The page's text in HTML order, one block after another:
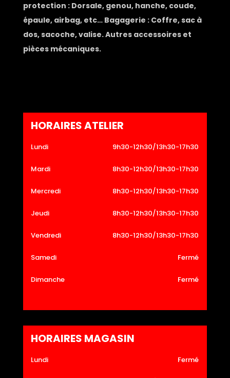
protection : Dorsale, genou, hanche, coude,
épaule, airbag, etc… Bagagerie : Coffre, sac à
dos, sacoche, valise. Autres accessoires et
pièces mécaniques.
HORAIRES ATELIER
Lundi 9h30-12h30/13h30-17h30
Mardi 8h30-12h30/13h30-17h30
Mercredi 8h30-12h30/13h30-17h30
Jeudi 8h30-12h30/13h30-17h30
Vendredi 8h30-12h30/13h30-17h30
Samedi Fermé
Dimanche Fermé
HORAIRES MAGASIN
Lundi Fermé